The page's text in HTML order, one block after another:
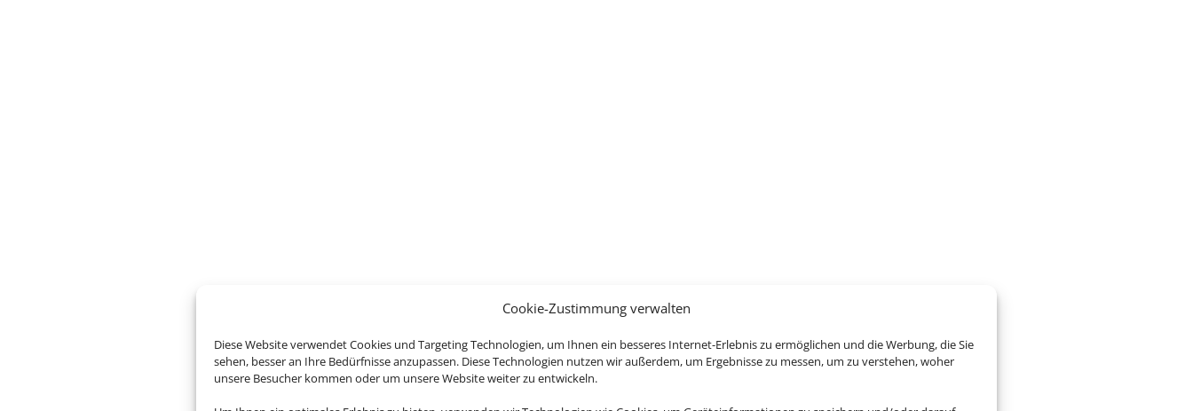
Cookie-Zustimmung verwalten
Diese Website verwendet Cookies und Targeting Technologien, um Ihnen ein besseres Internet-Erlebnis zu ermöglichen und die Werbung, die Sie
sehen, besser an Ihre Bedürfnisse anzupassen. Diese Technologien nutzen wir außerdem, um Ergebnisse zu messen, um zu verstehen, woher
unsere Besucher kommen oder um unsere Website weiter zu entwickeln.